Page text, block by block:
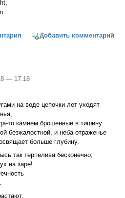
Добавить комментарий
— 17:18
на воде цепочки лет уходят
то камнем брошенные в тишину
безжалостной, и неба отраженье
больше глубину.
так терпелива бесконечно;
на заре!